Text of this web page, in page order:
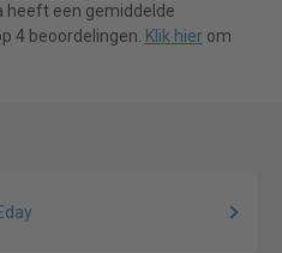
heeft een gemiddelde
4 beoordelingen. Klik hierom